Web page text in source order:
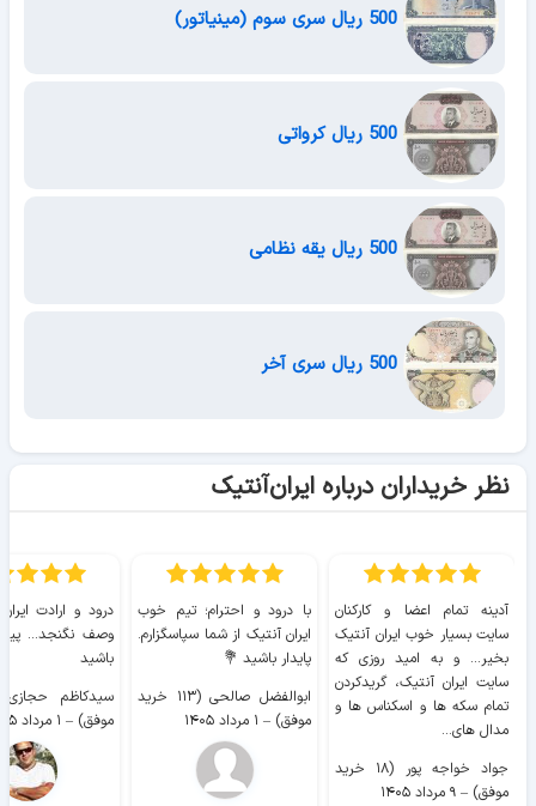
نظر خریداران درباره ایران‌آنتیک
آدینه تمام اعضا و کارکنان
سایت بسیار خوب ايران آنتیک
بخیر... و به امید روزی که
سایت ايران آنتیک، گریدکردن
تمام سکه ها و اسکناس ها و
مدال های...
جواد خواجه پور (۱۸ خرید
موفق) – ۹ مرداد ۱۴۰۵
با درود و احترام؛ تیم خوب
ایران آنتیک از شما سپاسگزارم.
پایدار باشید 💐
ابوالفضل صالحی (۱۱۳ خرید
موفق) – ۱ مرداد ۱۴۰۵
درود و ارادت
وصف نگنجد...
باشید
موفق) – ۱ مرداد ۱۴۰۵